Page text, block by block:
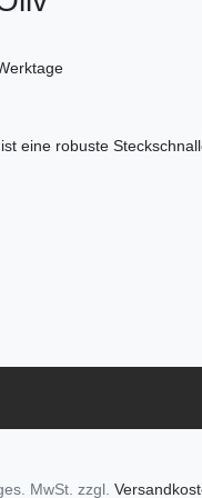
eine robuste
MwSt. zzgl.